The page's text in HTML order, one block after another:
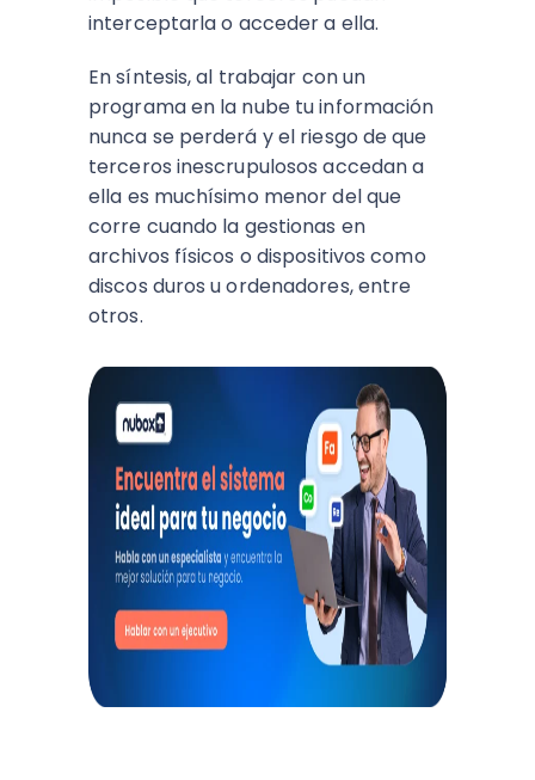
interceptarla o acceder a ella.
En síntesis, al trabajar con un
programa en la nube tu información
nunca se perderá y el riesgo de que
terceros inescrupulosos accedan a
ella es muchísimo menor del que
corre cuando la gestionas en
archivos físicos o dispositivos como
discos duros u ordenadores, entre
otros.